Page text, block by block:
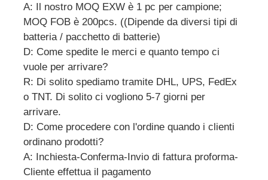
A: Il nostro MOQ EXW è 1 pc per campione;
MOQ FOB è 200pcs. ((Dipende da diversi tipi di
batteria / pacchetto di batterie)
D: Come spedite le merci e quanto tempo ci
vuole per arrivare?
R: Di solito spediamo tramite DHL, UPS, FedEx
o TNT. Di solito ci vogliono 5-7 giorni per
arrivare.
D: Come procedere con l'ordine quando i clienti
ordinano prodotti?
A: Inchiesta-Conferma-Invio di fattura proforma-
Cliente effettua il pagamento